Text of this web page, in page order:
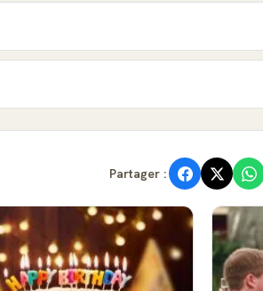
Partager :